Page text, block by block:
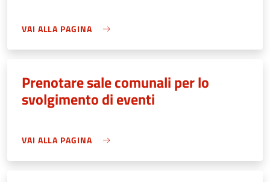
VAI ALLA PAGINA
Prenotare sale comunali per lo
svolgimento di eventi
VAI ALLA PAGINA